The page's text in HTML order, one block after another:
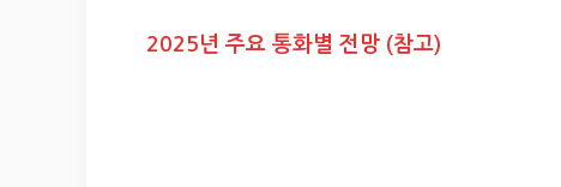
2025년 주요 통화별 전망 (참고)